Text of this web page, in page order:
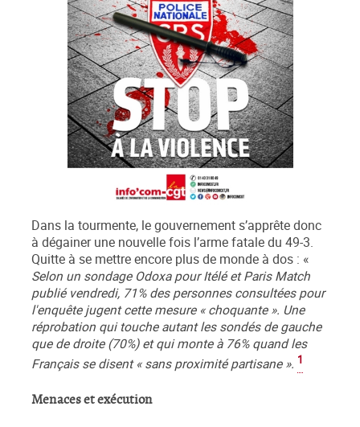
Dans la tourmente, le gouvernement s’apprête donc
à dégainer une nouvelle fois l’arme fatale du 49-3.
Quitte à se mettre encore plus de monde à dos : «
Selon un sondage Odoxa pour Itélé et Paris Match
publié vendredi, 71% des personnes consultées pour
l'enquête jugent cette mesure « choquante ». Une
réprobation qui touche autant les sondés de gauche
que de droite (70%) et qui monte à 76% quand les
Français se disent « sans proximité partisane ». 1
Menaces et exécution